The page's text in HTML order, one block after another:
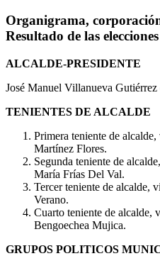
Organigrama,
Resultado de las
ALCALDE-PRESIDENTE
José Manuel Villanueva
TENIENTES DE ALCALDE
Primera teniente de
Martínez Flores.
Segunda teniente de
María Frías Del Val.
Tercer teniente de alcalde,
Verano.
Cuarto teniente de alcalde,
Bengoechea Mujica.
GRUPOS POLITICOS